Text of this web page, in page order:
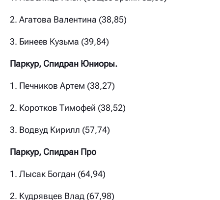
2. Агатова Валентина (38,85)
3. Бинеев Кузьма (39,84)
Паркур, Спидран Юниоры.
1. Печников Артем (38,27)
2. Коротков Тимофей (38,52)
3. Водвуд Кирилл (57,74)
Паркур, Спидран Про
1. Лысак Богдан (64,94)
2. Кудрявцев Влад (67,98)